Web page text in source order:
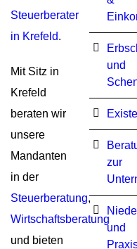
Steuerberater
in Krefeld.
Mit Sitz in
Krefeld
beraten wir
unsere
Mandanten
in der
Steuerberatung,
Wirtschaftsberatung
und bieten
und
zur
und